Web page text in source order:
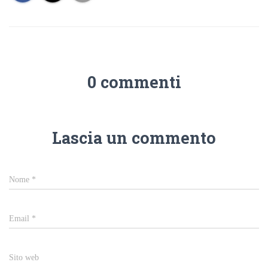
0 commenti
Lascia un commento
Nome *
Email *
Sito web